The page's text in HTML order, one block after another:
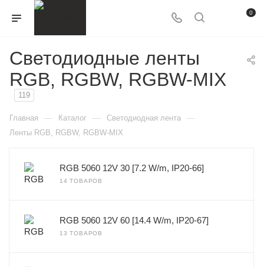
0
Светодиодные ленты
RGB, RGBW, RGBW-MIX
119
Главная — Каталог — Светодиодная лента —
Ленты RGB, RGBW, RGBW-MIX
RGB 5060 12V 30 [7.2 W/m, IP20-66]
14 ТОВАРОВ
RGB 5060 12V 60 [14.4 W/m, IP20-67]
13 ТОВАРОВ